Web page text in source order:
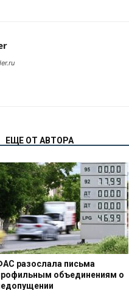
ЕЩЕ ОТ АВТОРА
разослала письма
объединениям о